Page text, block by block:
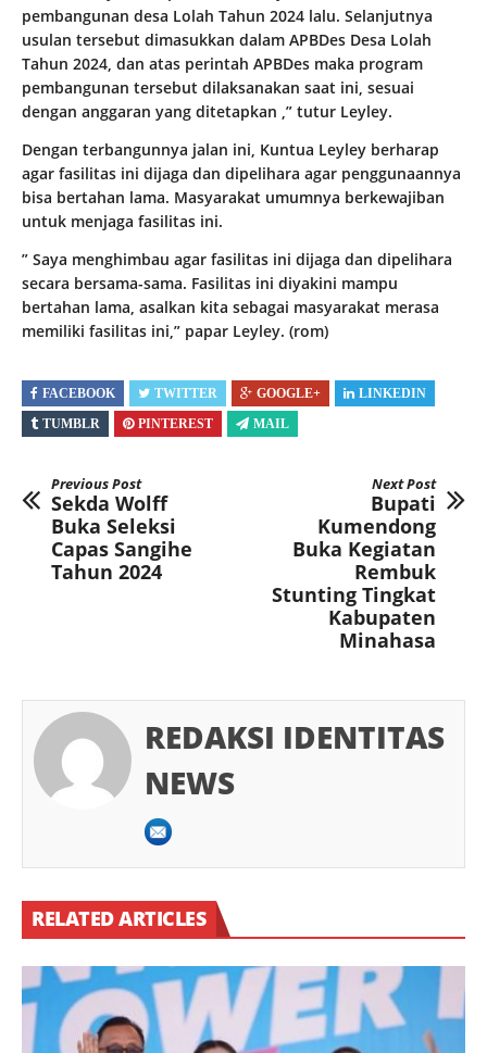
pembangunan desa Lolah Tahun 2024 lalu. Selanjutnya
usulan tersebut dimasukkan dalam APBDes Desa Lolah
Tahun 2024, dan atas perintah APBDes maka program
pembangunan tersebut dilaksanakan saat ini, sesuai
dengan anggaran yang ditetapkan ,” tutur Leyley.
Dengan terbangunnya jalan ini, Kuntua Leyley berharap
agar fasilitas ini dijaga dan dipelihara agar penggunaannya
bisa bertahan lama. Masyarakat umumnya berkewajiban
untuk menjaga fasilitas ini.
” Saya menghimbau agar fasilitas ini dijaga dan dipelihara
secara bersama-sama. Fasilitas ini diyakini mampu
bertahan lama, asalkan kita sebagai masyarakat merasa
memiliki fasilitas ini,” papar Leyley. (rom)
FACEBOOK TWITTER GOOGLE+
LINKEDIN
TUMBLR
PINTEREST MAIL
Previous Post
Sekda Wolff
Buka Seleksi
Capas Sangihe
Tahun 2024
Next Post
Bupati
Kumendong
Buka Kegiatan
Rembuk
Stunting Tingkat
Kabupaten
Minahasa
REDAKSI IDENTITAS
NEWS
RELATED ARTICLES